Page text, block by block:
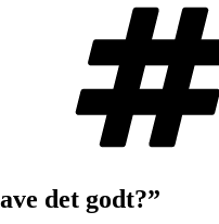
det godt?”